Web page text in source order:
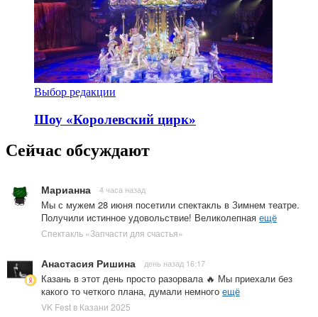
Выбор редакции
Шоу «Королевский цирк»
Сейчас обсуждают
Марианна 4 часа назад
Мы с мужем 28 июня посетили спектакль в Зимнем театре.
Получили истинное удовольствие! Великолепная ещё
Спектакль «Запчасти для счастья»
Анастасия Ришина день назад 16:17
Казань в этот день просто разорвала 🔥 Мы приехали без
какого то четкого плана, думали немного ещё
VK Fest в Казани 2025